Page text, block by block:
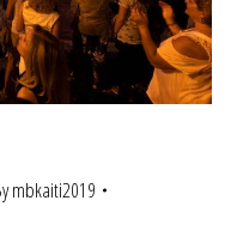
mbkaiti2019